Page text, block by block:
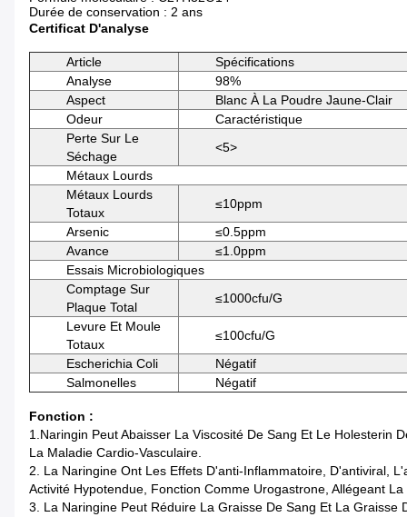
Durée de conservation : 2 ans
Certificat D'analyse
Article
Spécifications
Analyse
98%
Aspect
Blanc À La Poudre Jaune-Clair
Odeur
Caractéristique
Perte Sur Le
Séchage
<5>
Métaux Lourds
Métaux Lourds
Totaux
≤10ppm
Arsenic
≤0.5ppm
Avance
≤1.0ppm
Essais Microbiologiques
Comptage Sur
Plaque Total
≤1000cfu/g
Levure Et Moule
Totaux
≤100cfu/g
Escherichia Coli
Négatif
Salmonelles
Négatif
Fonction :
1.Naringin Peut Abaisser La Viscosité De Sang Et Le Holesterin
La Maladie Cardio-Vasculaire.
2. La Naringine Ont Les Effets D'anti-Inflammatoire, D'antiviral,
Activité Hypotendue, Fonction Comme Urogastrone, Allégeant
3. La Naringine Peut Réduire La Graisse De Sang Et La